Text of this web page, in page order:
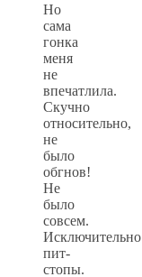
Но
сама
гонка
меня
не
впечатлила.
Скучно
относительно,
не
было
обгнов!
Не
было
совсем.
Исключительно
пит-
стопы.